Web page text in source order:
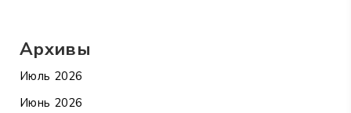
Архивы
Июль 2026
Июнь 2026